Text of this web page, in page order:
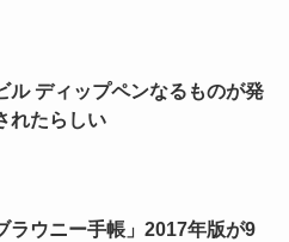
ル ディップペンなるものが発
れたらしい
ラウニー手帳」2017年版が9